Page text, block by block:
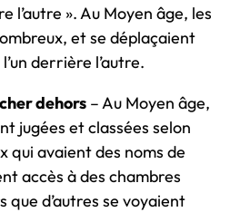
l’autre ». Au Moyen âge, les
et se déplaçaient
derrière l’autre.
dehors – Au Moyen âge,
jugées et classées selon
qui avaient des noms de
accès à des chambres
que d’autres se voyaient